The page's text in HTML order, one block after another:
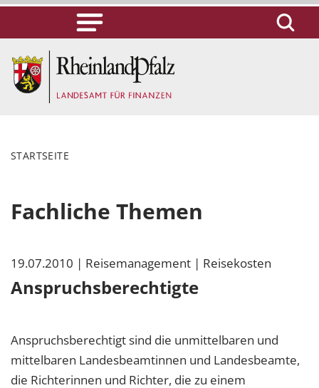
STARTSEITE
Fachliche Themen
19.07.2010 | Reisemanagement | Reisekosten
Anspruchsberechtigte
Anspruchsberechtigt sind die unmittelbaren und
mittelbaren Landesbeamtinnen und Landesbeamte,
die Richterinnen und Richter, die zu einem